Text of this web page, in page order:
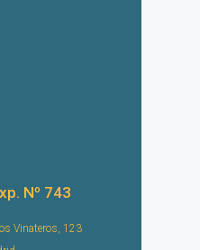
Nº 743
Vinateros, 123